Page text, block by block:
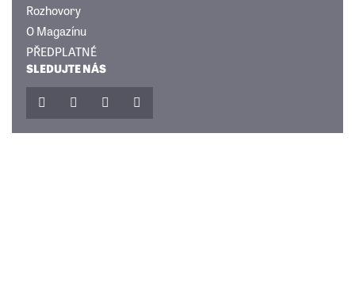
Rozhovory
O Magazínu
PŘEDPLATNÉ
SLEDUJTE NÁS